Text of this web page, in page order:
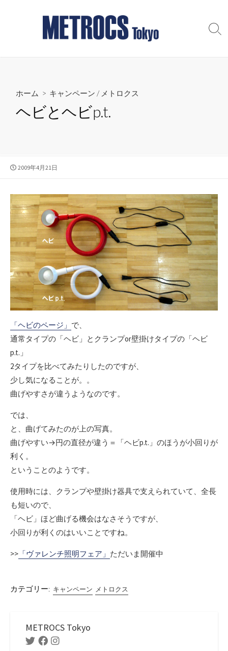
ツ
検
ホーム > キャンペーン / メトロクス
ヘビとヘビp.t.
公
2009年4月21日
「ヘビのページ」 で、
通常タイプの「ヘビ」とクランプor壁掛けタイプの「ヘビ
p.t.」
2タイプを比べてみたりしたのですが、
少し気になることが。。
曲げやすさが違うようなのです。
では、
と、曲げてみたのが上の写真。
曲げやすい→円の直径が違う＝「ヘビp.t.」のほうが小回りが
利く。
ということのようです。
使用時には、クランプや壁掛け器具で支えられていて、全長
も短いので、
「ヘビ」ほど曲げる機会はなさそうですが、
小回りが利くのはいいことですね。
>> 「ヴァレンチ照明フェア」 ただいま開催中
カテゴリー: キャンペーン メトロクス
METROCS Tokyo
TwitterFacebookInstagram